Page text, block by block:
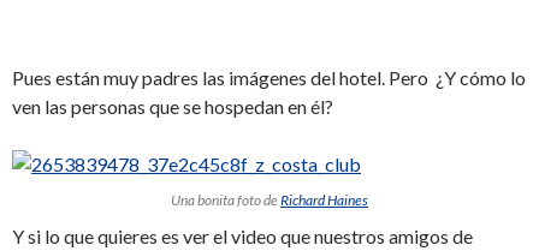
Pues están muy padres las imágenes del hotel. Pero ¿Y cómo lo
ven las personas que se hospedan en él?
Una bonita foto deRichard Haines
Y si lo que quieres es ver el video que nuestros amigos de